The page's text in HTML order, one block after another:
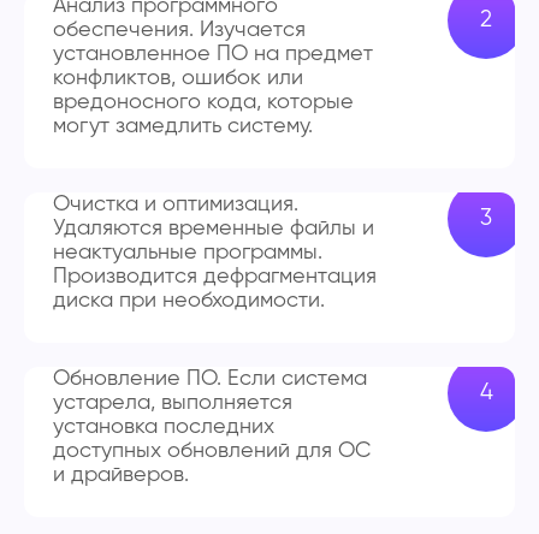
Анализ программного
обеспечения. Изучается
установленное ПО на предмет
конфликтов, ошибок или
вредоносного кода, которые
могут замедлить систему.
Очистка и оптимизация.
Удаляются временные файлы и
неактуальные программы.
Производится дефрагментация
диска при необходимости.
Обновление ПО. Если система
устарела, выполняется
установка последних
доступных обновлений для ОС
и драйверов.